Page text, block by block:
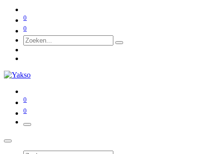
0
0
0
0